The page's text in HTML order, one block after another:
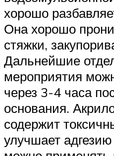
хорошо
Она хорошо
стяжки,
Дальнейшие
мероприятия
через 3-4 часа
основания.
содержит
улучшает